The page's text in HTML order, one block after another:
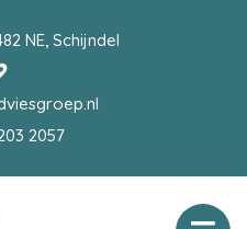
NE, Schijndel
2057